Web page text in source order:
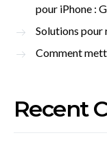
pour iPhone :
Solutions pour
Comment
Recent